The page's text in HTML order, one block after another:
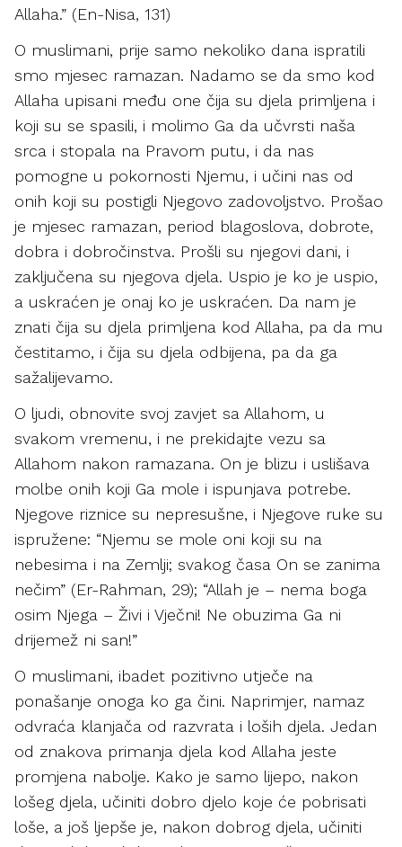
Allaha.” (En-Nisa, 131)
O muslimani, prije samo nekoliko dana ispratili
smo mjesec ramazan. Nadamo se da smo kod
Allaha upisani među one čija su djela primljena i
koji su se spasili, i molimo Ga da učvrsti naša
srca i stopala na Pravom putu, i da nas
pomogne u pokornosti Njemu, i učini nas od
onih koji su postigli Njegovo zadovoljstvo. Prošao
je mjesec ramazan, period blagoslova, dobrote,
dobra i dobročinstva. Prošli su njegovi dani, i
zaključena su njegova djela. Uspio je ko je uspio,
a uskraćen je onaj ko je uskraćen. Da nam je
znati čija su djela primljena kod Allaha, pa da mu
čestitamo, i čija su djela odbijena, pa da ga
sažalijevamo.
O ljudi, obnovite svoj zavjet sa Allahom, u
svakom vremenu, i ne prekidajte vezu sa
Allahom nakon ramazana. On je blizu i uslišava
molbe onih koji Ga mole i ispunjava potrebe.
Njegove riznice su nepresušne, i Njegove ruke su
ispružene: “Njemu se mole oni koji su na
nebesima i na Zemlji; svakog časa On se zanima
nečim” (Er-Rahman, 29); “Allah je – nema boga
osim Njega – Živi i Vječni! Ne obuzima Ga ni
drijemež ni san!”
O muslimani, ibadet pozitivno utječe na
ponašanje onoga ko ga čini. Naprimjer, namaz
odvraća klanjača od razvrata i loših djela. Jedan
od znakova primanja djela kod Allaha jeste
promjena nabolje. Kako je samo lijepo, nakon
lošeg djela, učiniti dobro djelo koje će pobrisati
loše, a još ljepše je, nakon dobrog djela, učiniti